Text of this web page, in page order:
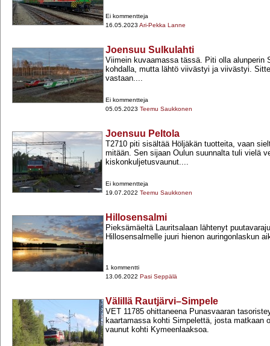
Ei kommentteja
16.05.2023 Ari-Pekka Lanne
Joensuu Sulkulahti
Viimein kuvaamassa tässä. Piti olla alunperin
kohdalla, mutta lähtö viivästyi ja viivästyi.
vastaan....
Ei kommentteja
05.05.2023 Teemu Saukkonen
Joensuu Peltola
T2710 piti sisältää Höljäkän tuotteita, vaan
mitään. Sen sijaan Oulun suunnalta tuli vielä
kiskonkuljetusvaunut....
Ei kommentteja
19.07.2022 Teemu Saukkonen
Hillosensalmi
Pieksämäeltä Lauritsalaan lähtenyt
Hillosensalmelle juuri hienon auringonlaskun
1 kommentti
13.06.2022 Pasi Seppälä
Välillä Rautjärvi–Simpele
VET 11785 ohittaneena Punasvaaran
kaartamassa kohti Simpelettä, josta matkaan
vaunut kohti Kymeenlaaksoa.